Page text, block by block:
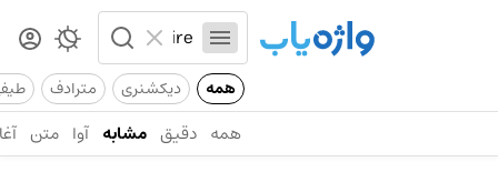
همه دیکشنری مترادف
همه دقیق مشابه آوا متن